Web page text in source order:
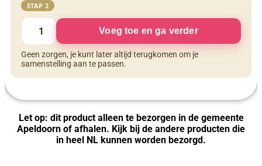
STAP 2
Voeg toe en ga verder
Geen zorgen, je kunt later altijd terugkomen om je
samenstelling aan te passen.
Let op: dit product alleen te bezorgen in de gemeente
Apeldoorn of afhalen. Kijk bij de andere producten die
in heel NL kunnen worden bezorgd.